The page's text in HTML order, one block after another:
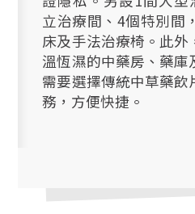
立治療間、4個特別間
床及手法治療椅。此
溫恆濕的中藥房、藥
需要選擇傳統中草藥
務，方便快捷。